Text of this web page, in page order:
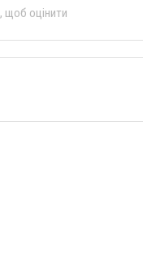
, щоб оцінити